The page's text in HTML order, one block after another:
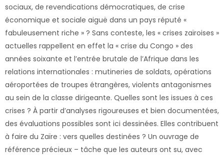
sociaux, de revendications démocratiques, de crise
économique et sociale aiguë dans un pays réputé «
fabuleusement riche » ? Sans conteste, les « crises zaïroises »
actuelles rappellent en effet la « crise du Congo » des
années soixante et l’entrée brutale de l’Afrique dans les
relations internationales : mutineries de soldats, opérations
aéroportées de troupes étrangères, violents antagonismes
au sein de la classe dirigeante. Quelles sont les issues à ces
crises ? À partir d’analyses rigoureuses et bien documentées,
des évaluations possibles sont ici dessinées. Elles contribuent
à faire du Zaïre : vers quelles destinées ? Un ouvrage de
référence précieux – tâche que les auteurs ont su, avec